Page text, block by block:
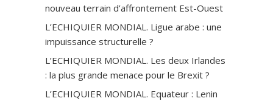
nouveau terrain d’affrontement Est-Ouest
L’ECHIQUIER MONDIAL. Ligue arabe : une
impuissance structurelle ?
L’ECHIQUIER MONDIAL. Les deux Irlandes
: la plus grande menace pour le Brexit ?
L’ECHIQUIER MONDIAL. Equateur : Lenin